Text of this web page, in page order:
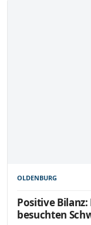
OLDENBURG
Positive
besuchten